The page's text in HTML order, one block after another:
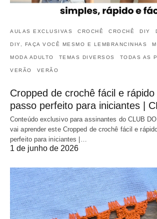
AULAS EXCLUSIVAS CROCHÊ CROCHÊ DIY
DIY, FAÇA VOCÊ MESMO E LEMBRANCINHAS
MODA ADULTO TEMAS DIVERSOS TODAS AS
VERÃO VERÃO
Cropped de crochê fácil e
passo perfeito para iniciantes |
Conteúdo exclusivo para assinantes do CLUB
vai aprender este Cropped de crochê fácil e
perfeito para iniciantes |…
1 de junho de 2026